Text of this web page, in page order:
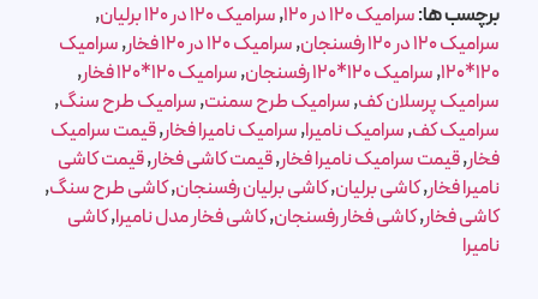
برچسب ها:سرامیک 120 در 120 ,سرامیک 120 در 120 برلیان
,
سرامیک 120 در 120 رفسنجان
,سرامیک 120 در 120 فخار ,سرامیک
120*120
,سرامیک 120*120 رفسنجان ,سرامیک 120*120 فخار
,
سرامیک پرسلان کف,سرامیک طرح سمنت,سرامیک طرح سنگ,
سرامیک کف,سرامیک نامیرا,سرامیک نامیرا فخار,قیمت سرامیک
فخار,قیمت سرامیک نامیرا فخار,قیمت کاشی فخار,قیمت کاشی
نامیرا فخار,کاشی برلیان,کاشی برلیان رفسنجان,کاشی طرح سنگ,
کاشی فخار,کاشی فخار رفسنجان,کاشی فخار مدل نامیرا,کاشی
نامیرا